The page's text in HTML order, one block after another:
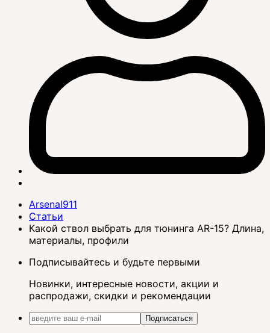
Arsenal911
Статьи
Какой ствол выбрать для тюнинга AR-15? Длина,
материалы, профили
Подписывайтесь и будьте первыми
Новинки, интересные новости, акции и
распродажи, скидки и рекомендации
Подписаться